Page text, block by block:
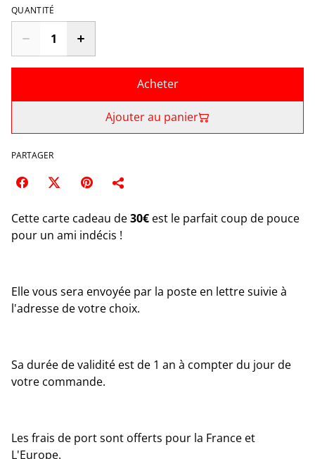
QUANTITÉ
Acheter
Ajouter au panier
PARTAGER
Cette carte cadeau de30€ est le parfait coup de pouce
pour un ami indécis !
Elle vous sera envoyée par la poste en lettre suivie à
l'adresse de votre choix.
Sa durée de validité est de 1 an à compter du jour de
votre commande.
Les frais de port sont offerts pour la France et
L'Europe.